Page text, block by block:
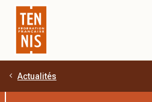
Aller au contenu principal
Actualités